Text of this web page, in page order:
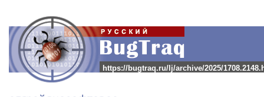
https://bugtraq.ru/lj/archive/2025/